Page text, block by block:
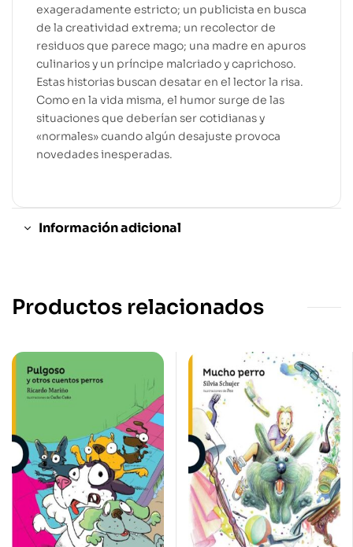
exageradamente estricto; un publicista en busca
de la creatividad extrema; un recolector de
residuos que parece mago; una madre en apuros
culinarios y un príncipe malcriado y caprichoso.
Estas historias buscan desatar en el lector la risa.
Como en la vida misma, el humor surge de las
situaciones que deberían ser cotidianas y
«normales» cuando algún desajuste provoca
novedades inesperadas.
Información adicional
Productos relacionados